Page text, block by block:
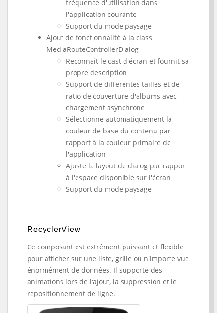
fréquence d'utilisation dans
l'application courante
Support du mode paysage
Ajout de fonctionnalité à la class
MediaRouteControllerDialog
Reconnait le cast d'écran et fournit sa
propre description
Support de différentes tailles et de
ratio de couverture d'albums avec
chargement asynchrone
Sélectionne automatiquement la
couleur de base du contenu par
rapport à la couleur primaire de
l'application
Ajuste la layout de dialog par rapport
à l'espace disponible sur l'écran
Support du mode paysage
RecyclerView
Ce composant est extrêment puissant et flexible
pour afficher sur une liste, grille ou n'importe vue
énormément de données. Il supporte des
animations lors de l'ajout, la suppression et le
repositionnement de ligne.